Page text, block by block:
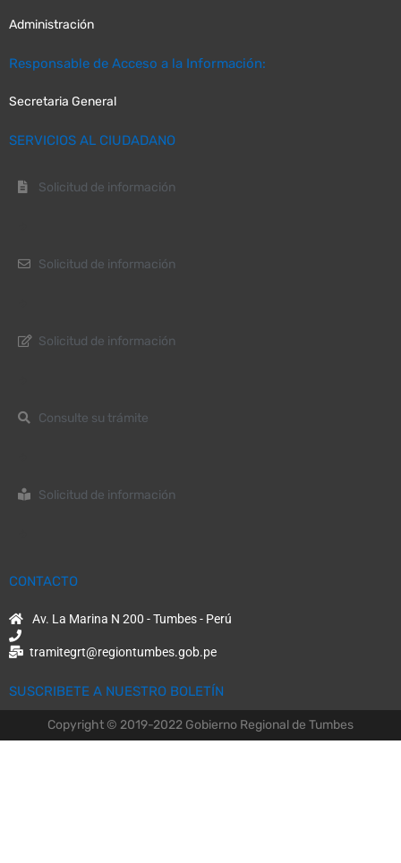
Administración
Responsable de Acceso a la Información:
Secretaria General
SERVICIOS AL CIUDADANO
Solicitud de información
Solicitud de información
Solicitud de información
Consulte su trámite
Solicitud de información
CONTACTO
Av. La Marina N 200 - Tumbes - Perú
tramitegrt@regiontumbes.gob.pe
SUSCRIBETE A NUESTRO BOLETÍN
Copyright © 2019-2022 Gobierno Regional de Tumbes